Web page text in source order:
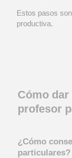
Estos pasos
productiva.
Cómo
profesor
¿Cómo
particulares?